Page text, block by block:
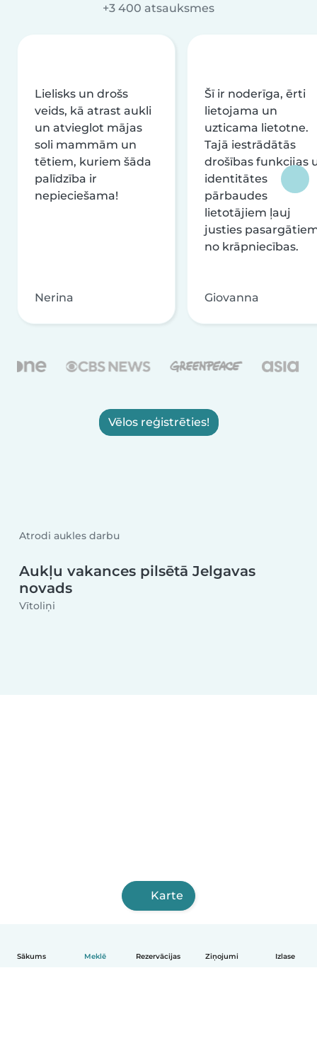
Sākums Meklē Rezervācijas Ziņojumi Izlase
+3 400 atsauksmes
Lielisks un drošs
veids, kā atrast aukli
un atvieglot mājas
soli mammām un
tētiem, kuriem šāda
palīdzība ir
nepieciešama!
Nerina
Šī ir noderīga, ērti
lietojama un
uzticama lietotne.
Tajā iestrādātās
drošības funkcijas
identitātes
pārbaudes
lietotājiem ļauj
justies
no krāpniecības.
Giovanna
Vēlos reģistrēties!
Atrodi aukles darbu
Aukļu vakances pilsētā Jelgavas
novads
Vītoliņi
Karte